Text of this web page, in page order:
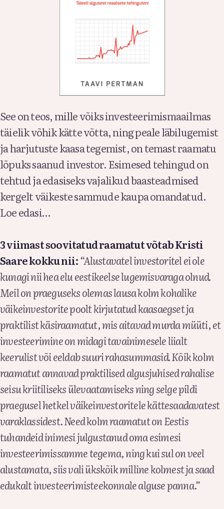
See on teos, mille võiks investeerimismaailmas
täielik võhik kätte võtta, ning peale läbilugemist
ja harjutuste kaasa tegemist, on temast raamatu
lõpuks saanud investor. Esimesed tehingud on
tehtud ja edasiseks vajalikud baasteadmised
kergelt väikeste sammude kaupa omandatud.
Loe edasi…
3 viimast soovitatud raamatut võtab Kristi
Saare kokku nii:“Alustavatel investoritel ei ole
kunagi nii hea elu eestikeelse lugemisvaraga olnud.
Meil on praeguseks olemas lausa kolm kohalike
väikeinvestorite poolt kirjutatud kaasaegset ja
praktilist käsiraamatut, mis aitavad murda müüti, et
investeerimine on midagi tavainimesele liialt
keerulist või eeldab suuri rahasummasid. Kõik kolm
raamatut annavad praktilised algusjuhised rahalise
seisu kriitiliseks ülevaatamiseks ning selge pildi
praegusel hetkel väikeinvestoritele kättesaadavatest
varaklassidest. Need kolm raamatut on Eestis
tuhandeid inimesi julgustanud oma esimesi
investeerimissamme tegema, ning kui sul on veel
alustamata, siis vali ükskõik milline kolmest ja saad
edukalt investeerimisteekonnale alguse panna.”